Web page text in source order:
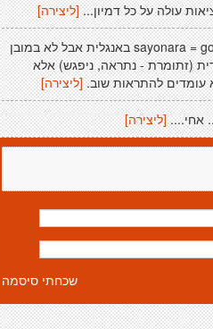
עולה על כל דמיון... [ליצירה]
sayonara = goodbye באנגלית אבל לא במובן
(זתומרת - נתראה, ניפגש) אלא
עומדים להתראות שוב. [ליצירה]
אחי.... [ליצירה]
שכחתי סיסמה